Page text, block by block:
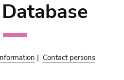
| Contact persons